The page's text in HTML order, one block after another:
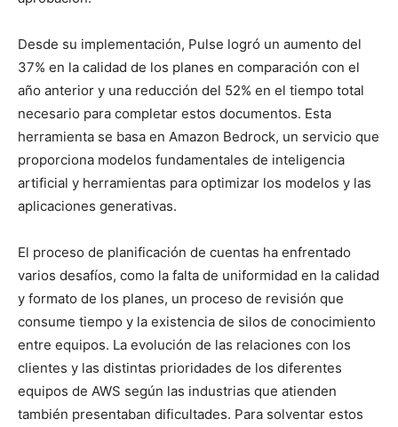
Desde su implementación, Pulse logró un aumento del
37% en la calidad de los planes en comparación con el
año anterior y una reducción del 52% en el tiempo total
necesario para completar estos documentos. Esta
herramienta se basa en Amazon Bedrock, un servicio que
proporciona modelos fundamentales de inteligencia
artificial y herramientas para optimizar los modelos y las
aplicaciones generativas.
El proceso de planificación de cuentas ha enfrentado
varios desafíos, como la falta de uniformidad en la calidad
y formato de los planes, un proceso de revisión que
consume tiempo y la existencia de silos de conocimiento
entre equipos. La evolución de las relaciones con los
clientes y las distintas prioridades de los diferentes
equipos de AWS según las industrias que atienden
también presentaban dificultades. Para solventar estos